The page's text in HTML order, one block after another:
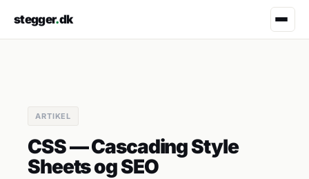
stegger.dk
ARTIKEL
CSS — Cascading Style
Sheets og SEO